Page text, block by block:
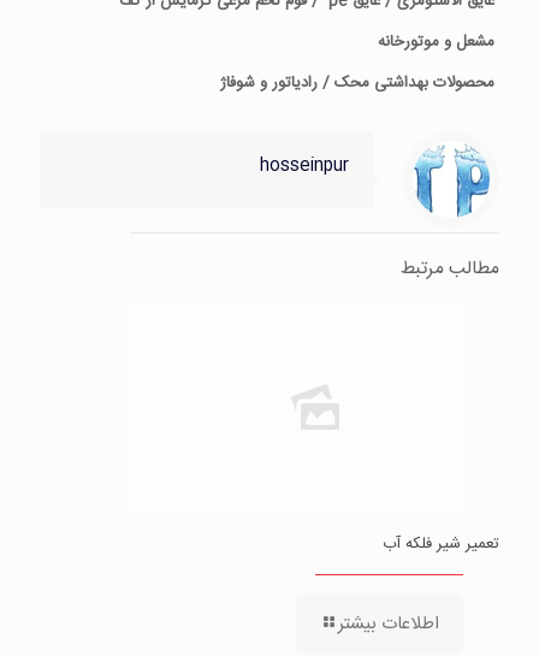
مشعل و موتورخانه
محصولات بهداشتی محک / رادیاتور و شوفاژ
hosseinpur
مطالب مرتبط
تعمیر شیر فلکه آب
اطلاعات بیشتر